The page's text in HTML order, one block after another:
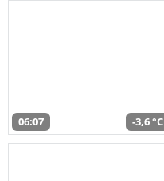
06:07 -3,6 °C